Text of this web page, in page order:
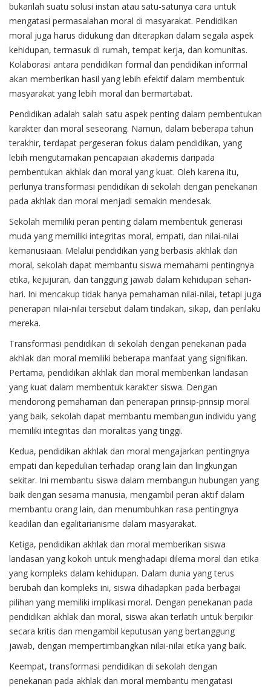
bukanlah suatu solusi instan atau satu-satunya cara untuk
mengatasi permasalahan moral di masyarakat. Pendidikan
moral juga harus didukung dan diterapkan dalam segala aspek
kehidupan, termasuk di rumah, tempat kerja, dan komunitas.
Kolaborasi antara pendidikan formal dan pendidikan informal
akan memberikan hasil yang lebih efektif dalam membentuk
masyarakat yang lebih moral dan bermartabat.
Pendidikan adalah salah satu aspek penting dalam pembentukan
karakter dan moral seseorang. Namun, dalam beberapa tahun
terakhir, terdapat pergeseran fokus dalam pendidikan, yang
lebih mengutamakan pencapaian akademis daripada
pembentukan akhlak dan moral yang kuat. Oleh karena itu,
perlunya transformasi pendidikan di sekolah dengan penekanan
pada akhlak dan moral menjadi semakin mendesak.
Sekolah memiliki peran penting dalam membentuk generasi
muda yang memiliki integritas moral, empati, dan nilai-nilai
kemanusiaan. Melalui pendidikan yang berbasis akhlak dan
moral, sekolah dapat membantu siswa memahami pentingnya
etika, kejujuran, dan tanggung jawab dalam kehidupan sehari-
hari. Ini mencakup tidak hanya pemahaman nilai-nilai, tetapi juga
penerapan nilai-nilai tersebut dalam tindakan, sikap, dan perilaku
mereka.
Transformasi pendidikan di sekolah dengan penekanan pada
akhlak dan moral memiliki beberapa manfaat yang signifikan.
Pertama, pendidikan akhlak dan moral memberikan landasan
yang kuat dalam membentuk karakter siswa. Dengan
mendorong pemahaman dan penerapan prinsip-prinsip moral
yang baik, sekolah dapat membantu membangun individu yang
memiliki integritas dan moralitas yang tinggi.
Kedua, pendidikan akhlak dan moral mengajarkan pentingnya
empati dan kepedulian terhadap orang lain dan lingkungan
sekitar. Ini membantu siswa dalam membangun hubungan yang
baik dengan sesama manusia, mengambil peran aktif dalam
membantu orang lain, dan menumbuhkan rasa pentingnya
keadilan dan egalitarianisme dalam masyarakat.
Ketiga, pendidikan akhlak dan moral memberikan siswa
landasan yang kokoh untuk menghadapi dilema moral dan etika
yang kompleks dalam kehidupan. Dalam dunia yang terus
berubah dan kompleks ini, siswa dihadapkan pada berbagai
pilihan yang memiliki implikasi moral. Dengan penekanan pada
pendidikan akhlak dan moral, siswa akan terlatih untuk berpikir
secara kritis dan mengambil keputusan yang bertanggung
jawab, dengan mempertimbangkan nilai-nilai etika yang baik.
Keempat, transformasi pendidikan di sekolah dengan
penekanan pada akhlak dan moral membantu mengatasi